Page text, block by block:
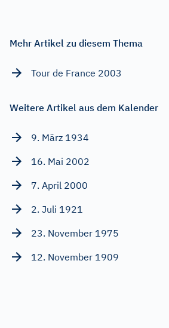
Mehr Artikel zu diesem Thema
Tour de France 2003
Weitere Artikel aus dem Kalender
9. März 1934
16. Mai 2002
7. April 2000
2. Juli 1921
23. November 1975
12. November 1909